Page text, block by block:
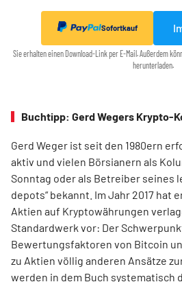
Sofortkauf
Sie erhalten einen Download-Link per E-Mail. Außerdem
herunterladen.
Buchtipp: Gerd Wegers Krypto-
Gerd Weger ist seit den 1980ern
aktiv und vielen Börsianern als
Sonntag oder als Betreiber seines
depots“ bekannt. Im Jahr 2017 hat
Aktien auf Kryptowährungen
Standardwerk vor: Der
Bewertungsfaktoren von Bitcoin
zu Aktien völlig anderen Ansätze
werden in dem Buch systematisch